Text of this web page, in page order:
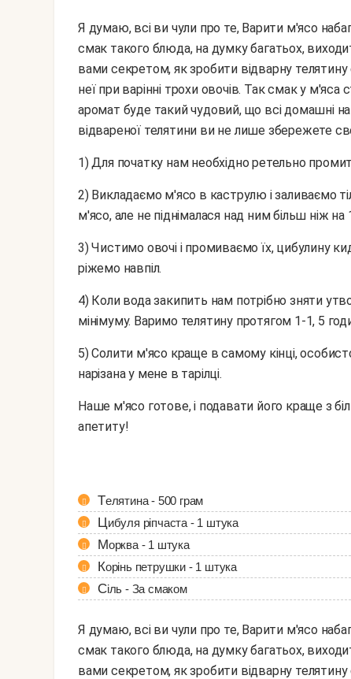
Я думаю, всі ви чули про те, Варити м'ясо набагато корисніше, ніж смажити або запікати, але ось
смак такого блюда, на думку багатьох,
вами секретом, як зробити відварну
неї при варінні трохи овочів. Так смак у
аромат буде такий чудовий, що всі домашні
відвареної телятини ви не лише збережете
1) Для початку нам необхідно ретельно
2) Викладаємо м'ясо в каструлю і заливаємо тільки закипілої водою так, щоб рідина накривала
м'ясо, але не піднімалася над ним більш ніж на
3) Чистимо овочі і промиваємо їх, цибулину кидаємо в воду цілком, а моркву і корінь петрушки
ріжемо навпіл.
4) Коли вода закипить нам потрібно зняти утворилася на її поверхні піну і зменшити вогонь до
мінімуму. Варимо телятину протягом 1-1, 5
5) Солити м'ясо краще в самому кінці, особисто я посипаю телятину сіллю, вже коли вона лежить
нарізана у мене в тарілці.
Наше м'ясо готове, і подавати його краще з білим соусом або зі свіжими овочами. Приємного всім
апетиту!
Телятина - 500 грам
Цибуля ріпчаста - 1 штука
Морква - 1 штука
Корінь петрушки - 1 штука
Сіль - За смаком
Я думаю, всі ви чули про те, Варити м'ясо
смак такого блюда, на думку багатьох,
вами секретом, як зробити відварну